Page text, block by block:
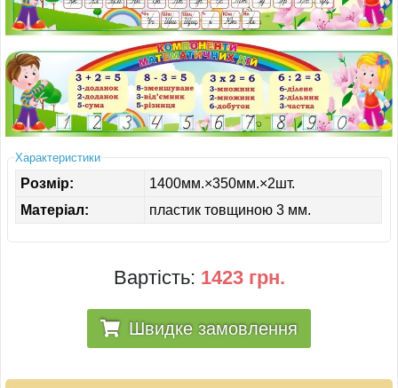
ІНШЕ
Характеристики
Розмір:
1400мм.×350мм.×2шт.
Матеріал:
пластик товщиною 3 мм.
Вартість: 1423 грн.
Швидке замовлення